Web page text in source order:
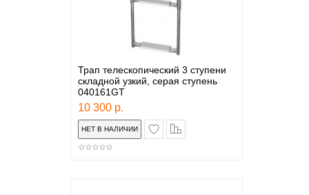
Трап телескопический 3 ступени
складной узкий, серая ступень
040161GT
10 300 р.
в закладки